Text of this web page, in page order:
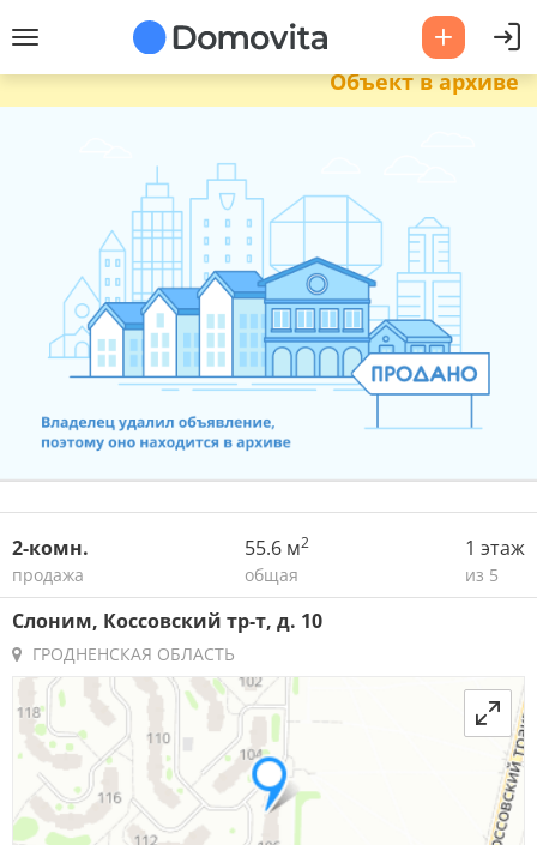
Объект в архиве
2-комн.
продажа
55.6 м2
общая
1 этаж
из 5
Слоним, Коссовский тр-т, д. 10
ГРОДНЕНСКАЯ ОБЛАСТЬ